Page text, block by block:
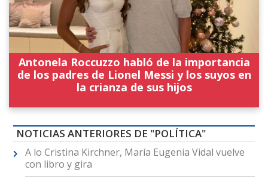
Antonela Roccuzzo habló de la importancia
de los padres de Lionel Messi y los suyos en
la crianza de sus hijos
NOTICIAS ANTERIORES DE "POLÍTICA"
A lo Cristina Kirchner, María Eugenia Vidal vuelve
con libro y gira